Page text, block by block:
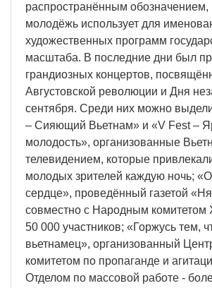
распространённым обозначением,
молодёжь использует для
художественных программ
масштаба. В последние дни был
грандиозных концертов,
Августовской революции и Дня
сентября. Среди них можно
– Сияющий Вьетнам» и «V Fest –
молодость», организованные
телевидением, которые
молодых зрителей каждую ночь;
сердце», проведённый газетой
совместно с Народным комитетом
50 000 участников; «Горжусь тем,
вьетнамец», организованный
комитетом по пропаганде и
Отделом по массовой работе -